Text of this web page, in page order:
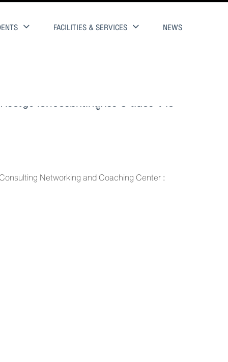
FACILITIES & SERVICES NEWS
บัญชี เปิดอบรมหลักสูตรระยะสั้นประจำปี
Networking and Coaching Center :